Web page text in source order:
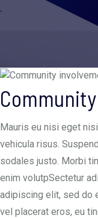
Mauris eu nisi eget
vehicula risus.
sodales justo. Morbi
enim volutpSectetur
adipiscing elit, sed do
vel placerat eros, eu